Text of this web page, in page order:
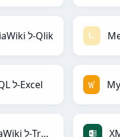
MediaWiki ל-Qlik
MySQL ל-Excel
MediaWiki ל-TracWiki